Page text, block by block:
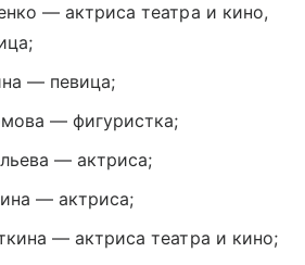
— актриса театра и кино,
— певица;
— фигуристка;
— актриса;
— актриса;
— актриса театра и кино;